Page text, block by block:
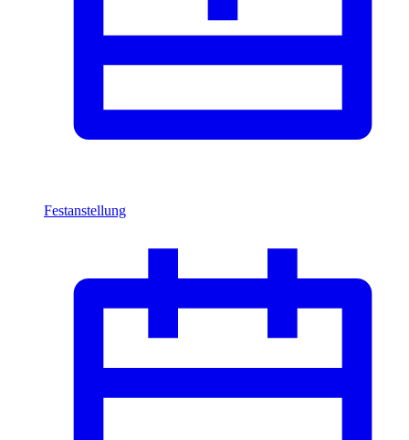
Festanstellung